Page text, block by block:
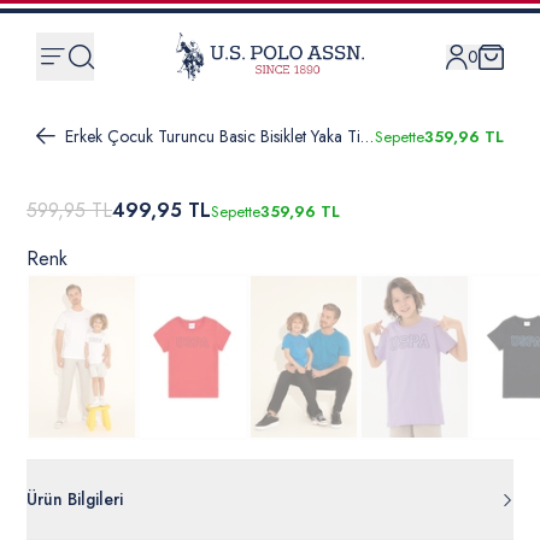
0
Erkek Çocuk Turuncu Basic Bisiklet Yaka TişörtSepette359,96 TL
599,95 TL499,95 TLSepette359,96 TL
Renk
Ürün Bilgileri